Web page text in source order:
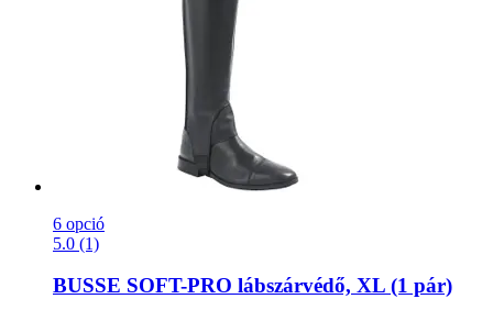
6 opció
5.0 (1)
BUSSE SOFT-​PRO lábszárvédő, XL (1 pár)